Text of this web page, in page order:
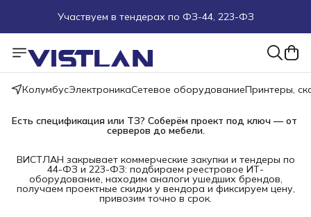
Участвуем в тендерах по ФЗ-44, 223-ФЗ
Поможем подобрать оборудование под ТЗ
Пуско-наладочные работы
Пришлите запрос на e-mail или в чат
КолумбусЭлектроникаСетевое оборудованиеПринтеры,
Есть спецификация или ТЗ? Соберём проект под ключ — от
серверов до мебели.
ВИСТЛАН закрывает коммерческие закупки и тендеры по
44-ФЗ и 223-ФЗ: подбираем реестровое ИТ-
оборудование, находим аналоги ушедших брендов,
получаем проектные скидки у вендора и фиксируем цену,
привозим точно в срок.